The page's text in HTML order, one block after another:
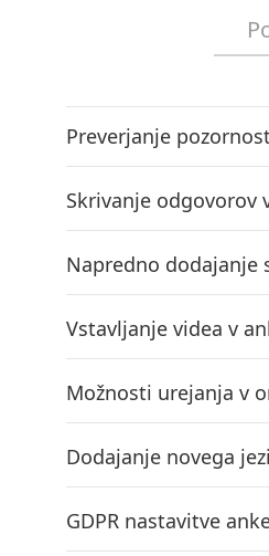
Preverjanje
Skrivanje odgovorov
Napredno dodajanje
Vstavljanje videa v
Možnosti urejanja v
Dodajanje novega
GDPR nastavitve